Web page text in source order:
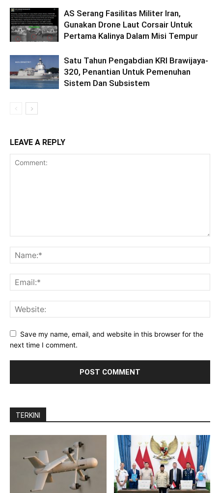
AS Serang Fasilitas Militer Iran,
Gunakan Drone Laut Corsair Untuk
Pertama Kalinya Dalam Misi Tempur
Satu Tahun Pengabdian KRI Brawijaya-
320, Penantian Untuk Pemenuhan
Sistem Dan Subsistem
LEAVE A REPLY
Save my name, email, and website in this browser for the
next time I comment.
TERKINI